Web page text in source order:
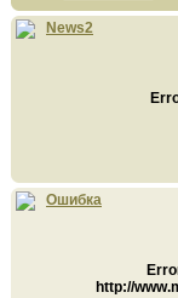
News2
Ошибка
http://